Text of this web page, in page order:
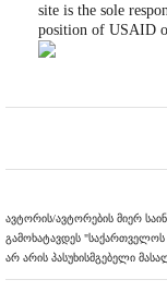
site is the sole
position of USAID
ავტორის/ავტორების მიერ
გამოხატავდეს "საქართველოს
არ არის პასუხისმგებელი